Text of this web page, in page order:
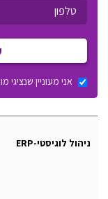
אני מעוניין
ניהול לוגיסטי-ERP